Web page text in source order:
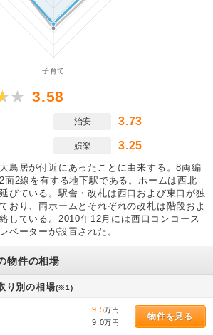
3.58
治安 3.73
娯楽 3.25
鳥居が付近にあったことに由来する。8両編
面2線を有する地下駅である。ホームは西北
びている。駅舎・改札は西口および東口が独
おり、両ホームとそれぞれの改札は階段およ
している。2010年12月には西口コンコース
ベーターが設置された。
物件の相場
り別の相場(※1)
9.5万円
9.0万円
物件を見る